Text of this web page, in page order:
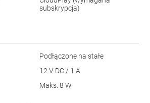
subskrypcja)
Podłączone na stałe
12 V DC / 1 A
Maks. 8 W